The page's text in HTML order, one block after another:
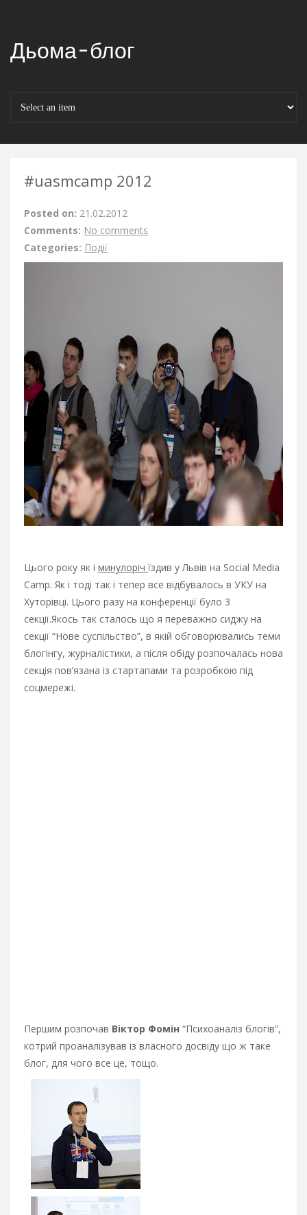
Дьома-блог
#uasmcamp 2012
Posted on: 21.02.2012
Comments: No comments
Categories: Події
Цього року як і минулоріч їздив у Львів на Social Media
Camp. Як і тоді так і тепер все відбувалось в УКУ на
Хуторівці. Цього разу на конференції було 3
секції.Якось так сталось що я переважно сиджу на
секції “Нове суспільство”, в якій обговорювались теми
блогінгу, журналістики, а після обіду розпочалась нова
секція пов’язана із стартапами та розробкою під
соцмережі.
Першим розпочав Віктор Фомін “Психоаналіз блогів”,
котрий проаналізував із власного досвіду що ж таке
блог, для чого все це, тощо.